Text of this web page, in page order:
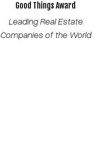
Good Things Award
Leading Real Estate
Companies of the World